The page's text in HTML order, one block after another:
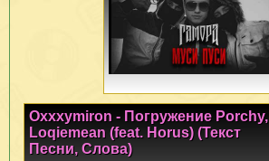
Oxxxymiron - Погружение Porchy,
Loqiemean (feat. Horus) (Текст
Песни, Слова)